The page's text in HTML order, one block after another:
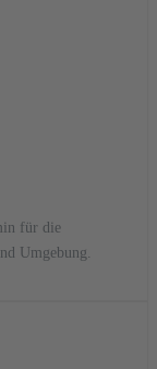
für die
Umgebung.